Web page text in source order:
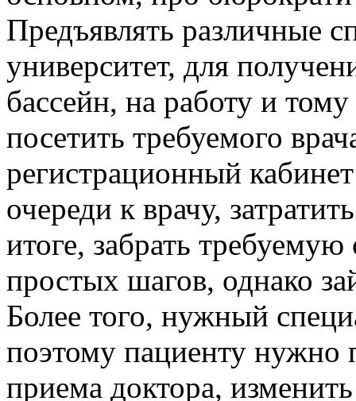
Предъявлять различные
университет, для
бассейн, на работу и
посетить требуемого
регистрационный
очереди к врачу,
итоге, забрать
простых шагов, однако
Более того, нужный
поэтому пациенту нужно
приема доктора,